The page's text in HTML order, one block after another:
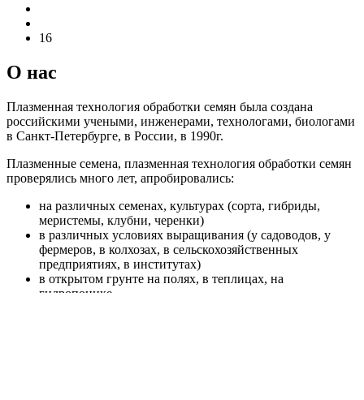
16
О нас
Плазменная технология обработки семян была создана
российскими учеными, инженерами, технологами, биологами
в Санкт-Петербурге, в России, в 1990г.
Плазменные семена, плазменная технология обработки семян
проверялись много лет, апробировались:
на различных семенах, культурах (сорта, гибриды,
меристемы, клубни, черенки)
в различных условиях выращивания (у садоводов, у
фермеров, в колхозах, в сельскохозяйственных
предприятиях, в институтах)
в открытом грунте на полях, в теплицах, на
гидропонике